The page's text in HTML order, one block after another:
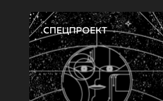
СПЕЦПРОЕКТ